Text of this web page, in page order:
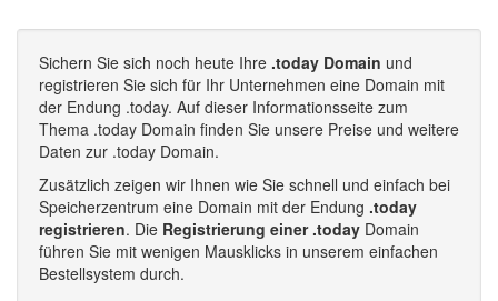
Sichern Sie sich noch heute Ihre .today Domain und
registrieren Sie sich für Ihr Unternehmen eine Domain mit
der Endung .today. Auf dieser Informationsseite zum
Thema .today Domain finden Sie unsere Preise und weitere
Daten zur .today Domain.
Zusätzlich zeigen wir Ihnen wie Sie schnell und einfach bei
Speicherzentrum eine Domain mit der Endung .today
registrieren. Die Registrierung einer .today Domain
führen Sie mit wenigen Mausklicks in unserem einfachen
Bestellsystem durch.